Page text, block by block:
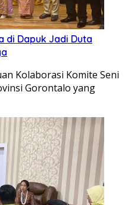
di Dapuk Jadi Duta
Kolaborasi Komite Seni
Gorontalo yang